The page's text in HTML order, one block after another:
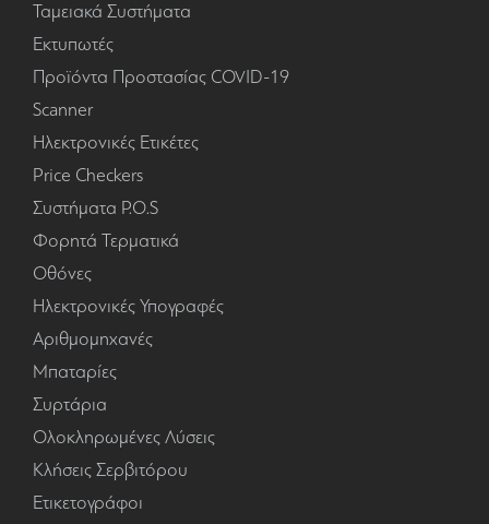
Ταμειακά Συστήματα
Εκτυπωτές
Προϊόντα Προστασίας COVID-19
Scanner
Ηλεκτρονικές Ετικέτες
Price Checkers
Συστήματα P.O.S
Φορητά Τερματικά
Οθόνες
Ηλεκτρονικές Υπογραφές
Αριθμομηχανές
Μπαταρίες
Συρτάρια
Ολοκληρωμένες Λύσεις
Κλήσεις Σερβιτόρου
Ετικετογράφοι